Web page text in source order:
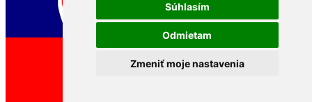
Súhlasím
Odmietam
Zmeniť moje nastavenia